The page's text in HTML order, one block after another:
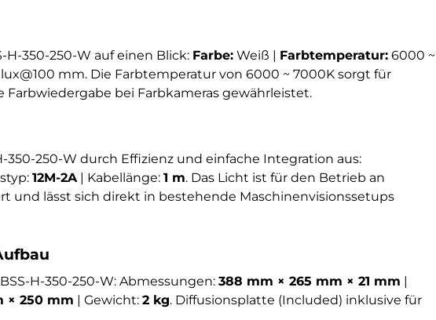
350-250-W auf einen Blick: Farbe:Weiß | Farbtemperatur:6000 ~
mm. Die Farbtemperatur von 6000 ~ 7000K sorgt für
bei Farbkameras gewährleistet.
350-250-W durch Effizienz und einfache Integration aus:
12M-2A| Kabellänge: 1 m. Das Licht ist für den Betrieb an
und lässt sich direkt in bestehende Maschinenvisionssetups
H-350-250-W: Abmessungen: 388 mm × 265 mm × 21 mm |
× 250 mm | Gewicht: 2 kg. Diffusionsplatte (Included) inklusive für